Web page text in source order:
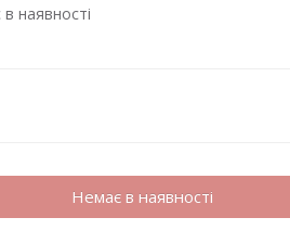
наявності
Немає в наявності